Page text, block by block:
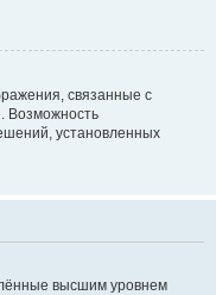
связанные с
Возможность
установленных
высшим уровнем